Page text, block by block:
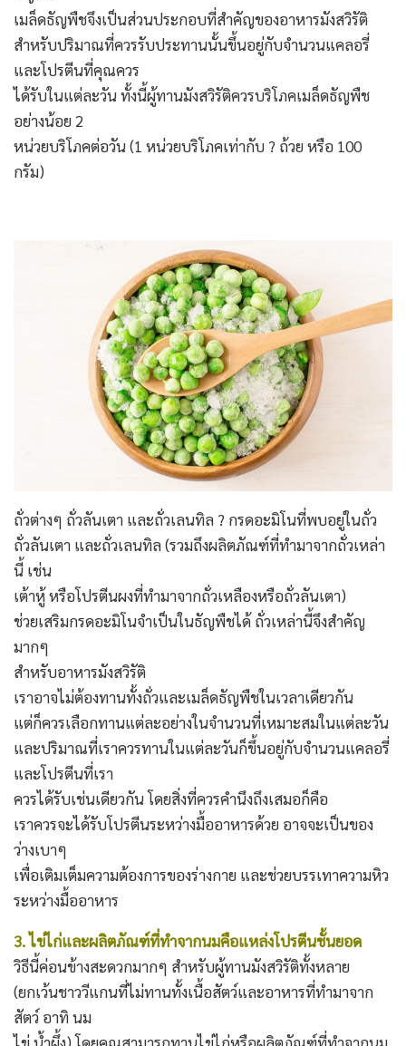
เมล็ดธัญพืชจึงเป็นส่วนประกอบที่สำคัญของอาหารมังสวิรัติ
สำหรับปริมาณที่ควรรับประทานนั้นขึ้นอยู่กับจำนวนแคลอรี่
และโปรตีนที่คุณควร
ได้รับในแต่ละวัน ทั้งนี้ผู้ทานมังสวิรัติควรบริโภคเมล็ดธัญพืช
อย่างน้อย 2
หน่วยบริโภคต่อวัน (1 หน่วยบริโภคเท่ากับ ? ถ้วย หรือ 100
กรัม)
ถั่วต่างๆ ถั่วลันเตา และถั่วเลนทิล ? กรดอะมิโนที่พบอยู่ในถั่ว
ถั่วลันเตา และถั่วเลนทิล (รวมถึงผลิตภัณฑ์ที่ทำมาจากถั่วเหล่า
นี้ เช่น
เต้าหู้ หรือโปรตีนผงที่ทำมาจากถั่วเหลืองหรือถั่วลันเตา)
ช่วยเสริมกรดอะมิโนจำเป็นในธัญพืชได้ ถั่วเหล่านี้จึงสำคัญ
มากๆ
สำหรับอาหารมังสวิรัติ
เราอาจไม่ต้องทานทั้งถั่วและเมล็ดธัญพืชในเวลาเดียวกัน
แต่ก็ควรเลือกทานแต่ละอย่างในจำนวนที่เหมาะสมในแต่ละวัน
และปริมาณที่เราควรทานในแต่ละวันก็ขึ้นอยู่กับจำนวนแคลอรี่
และโปรตีนที่เรา
ควรได้รับเช่นเดียวกัน โดยสิ่งที่ควรคำนึงถึงเสมอก็คือ
เราควรจะได้รับโปรตีนระหว่างมื้ออาหารด้วย อาจจะเป็นของ
ว่างเบาๆ
เพื่อเติมเต็มความต้องการของร่างกาย และช่วยบรรเทาความหิว
ระหว่างมื้ออาหาร
3. ไข่ไก่และผลิตภัณฑ์ที่ทำจากนมคือแหล่งโปรตีนชั้นยอด
วิธีนี้ค่อนข้างสะดวกมากๆ สำหรับผู้ทานมังสวิรัติทั้งหลาย
(ยกเว้นชาววีแกนที่ไม่ทานทั้งเนื้อสัตว์และอาหารที่ทำมาจาก
สัตว์ อาทิ นม